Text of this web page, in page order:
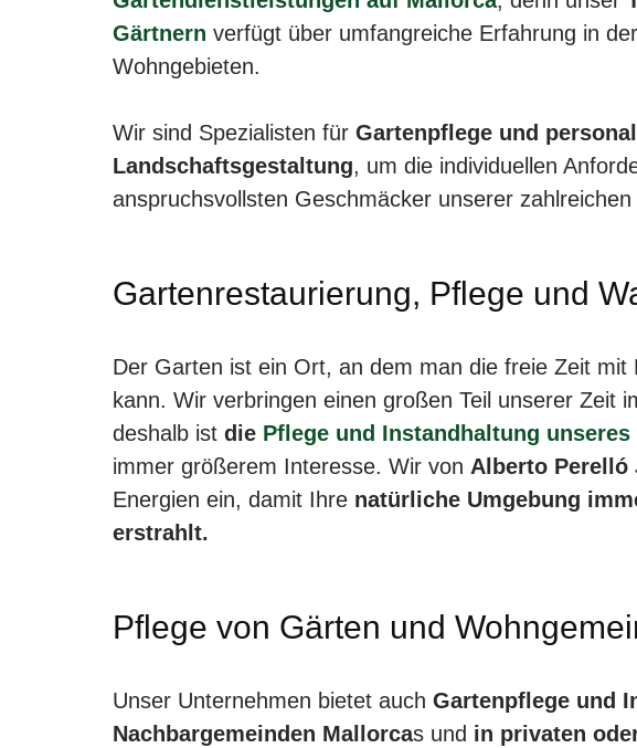
Gärtnern verfügt über umfangreiche Erfahrung in
Wohngebieten.
Wir sind Spezialisten für Gartenpflege und
Landschaftsgestaltung, um die individuellen
anspruchsvollsten Geschmäcker unserer
Gartenrestaurierung, Pflege und
Der Garten ist ein Ort, an dem man die freie Zeit mit
kann. Wir verbringen einen großen Teil unserer Zeit
deshalb ist die Pflege und Instandhaltung unseres
immer größerem Interesse. Wir von Alberto Perelló
Energien ein, damit Ihre natürliche Umgebung
erstrahlt.
Pflege von Gärten und
Unser Unternehmen bietet auch Gartenpflege und
Nachbargemeinden Mallorcas und in privaten